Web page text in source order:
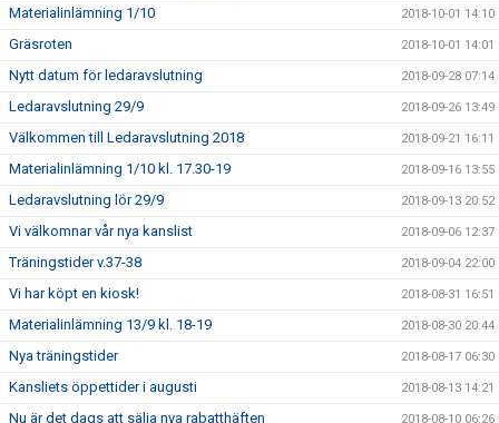
Materialinlämning 1/10 2018-10-01 14:10
Gräsroten 2018-10-01 14:01
Nytt datum för ledaravslutning 2018-09-28 07:14
Ledaravslutning 29/9 2018-09-26 13:49
Välkommen till Ledaravslutning 2018 2018-09-21 16:11
Materialinlämning 1/10 kl. 17.30-19 2018-09-16 13:55
Ledaravslutning lör 29/9 2018-09-13 20:52
Vi välkomnar vår nya kanslist 2018-09-06 12:37
Träningstider v.37-38 2018-09-04 22:00
Vi har köpt en kiosk! 2018-08-31 16:51
Materialinlämning 13/9 kl. 18-19 2018-08-30 20:44
Nya träningstider 2018-08-17 06:30
Kansliets öppettider i augusti 2018-08-13 14:21
Nu är det dags att sälja nya rabatthäften 2018-08-10 06:26